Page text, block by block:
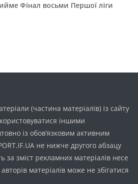
Фінал восьми Першої ліги
(частина матеріалів) із сайту
іншими
із обов’язковим активним
не нижче другого абзацу
за зміст рекламних матеріалів несе
матеріалів може не збігатися